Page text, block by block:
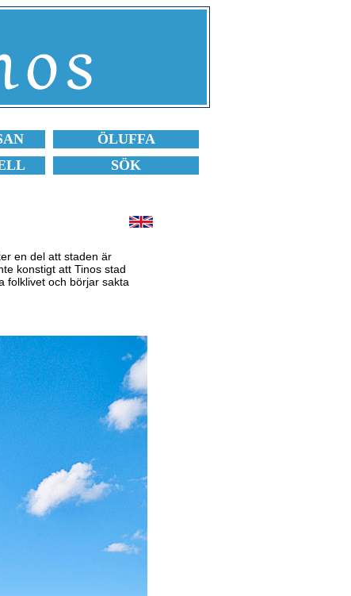
ÖLUFFA
SÖK
en del att staden är
konstigt att Tinos stad
folklivet och börjar sakta